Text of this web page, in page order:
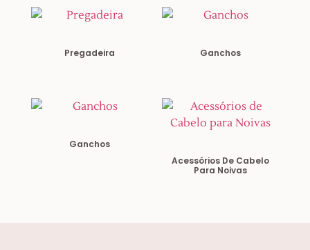
Pregadeira Ganchos
Ganchos
Acessórios De Cabelo
Para Noivas